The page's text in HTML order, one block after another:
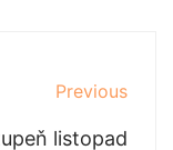
Previous
listopad